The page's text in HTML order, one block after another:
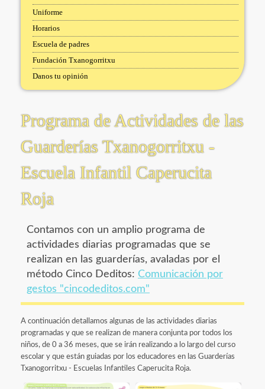
Uniforme
Horarios
Escuela de padres
Fundación Txanogorritxu
Danos tu opinión
Programa de Actividades de las
Guarderías Txanogorritxu -
Escuela Infantil Caperucita
Roja
Contamos con un amplio programa de
actividades diarias programadas que se
realizan en las guarderías, avaladas por el
método Cinco Deditos: Comunicación por
gestos "cincodeditos.com"
A continuación detallamos algunas de las actividades diarias
programadas y que se realizan de manera conjunta por todos los
niños, de 0 a 36 meses, que se irán realizando a lo largo del curso
escolar y que están guiadas por los educadores en las Guarderías
Txanogorritxu - Escuelas Infantiles Caperucita Roja.